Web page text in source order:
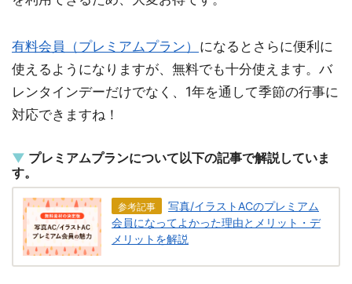
有料会員（プレミアムプラン） になるとさらに便利に
使えるようになりますが、無料でも十分使えます。バ
レンタインデーだけでなく、1年を通して季節の行事に
対応できますね！
プレミアムプランについて以下の記事で解説していま
す。
参考記事
写真/イラストACのプレミアム
会員になってよかった理由とメリット・デ
メリットを解説